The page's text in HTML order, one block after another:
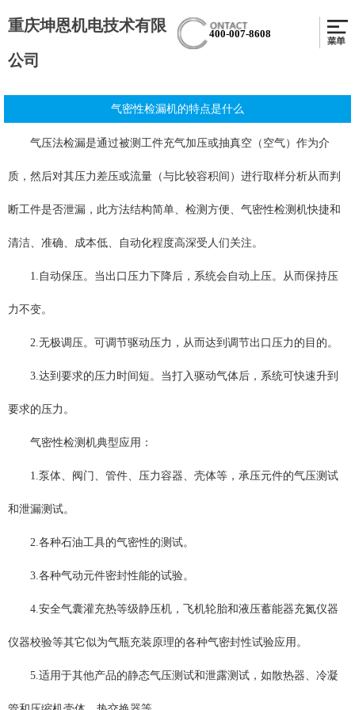
重庆坤恩机电技术有限
公司
400-007-8608
气密性检漏机的特点是什么
气压法检漏是通过被测工件充气加压或抽真空（空气）作为介
质，然后对其压力差压或流量（与比较容积间）进行取样分析从而判
断工件是否泄漏，此方法结构简单、检测方便、气密性检测机快捷和
清洁、准确、成本低、自动化程度高深受人们关注。
1.自动保压。当出口压力下降后，系统会自动上压。从而保持压
力不变。
2.无极调压。可调节驱动压力，从而达到调节出口压力的目的。
3.达到要求的压力时间短。当打入驱动气体后，系统可快速升到
要求的压力。
气密性检测机典型应用：
1.泵体、阀门、管件、压力容器、壳体等，承压元件的气压测试
和泄漏测试。
2.各种石油工具的气密性的测试。
3.各种气动元件密封性能的试验。
4.安全气囊灌充热等级静压机，飞机轮胎和液压蓄能器充氮仪器
仪器校验等其它似为气瓶充装原理的各种气密封性试验应用。
5.适用于其他产品的静态气压测试和泄露测试，如散热器、冷凝